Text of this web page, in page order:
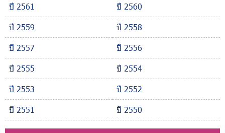
ปี 2561
ปี 2560
ปี 2559
ปี 2558
ปี 2557
ปี 2556
ปี 2555
ปี 2554
ปี 2553
ปี 2552
ปี 2551
ปี 2550